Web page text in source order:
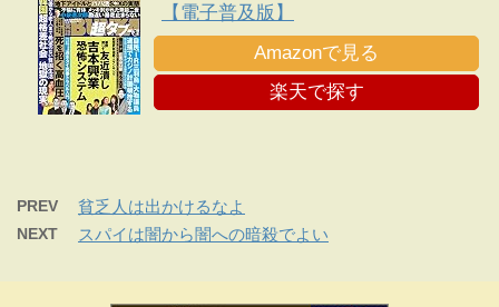
【電子普及版】
Amazonで見る
楽天で探す
PREV 貧乏人は出かけるなよ
NEXT スパイは闇から闇への暗殺でよい